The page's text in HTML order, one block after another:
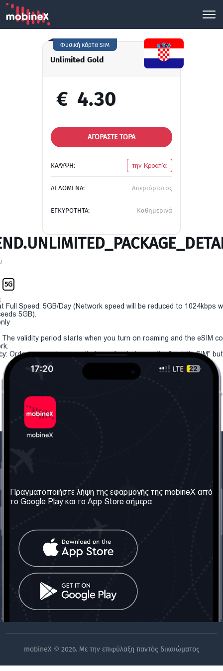
Unlimited Gold
Φυσική κάρτα SIM
€ 4.30
ΑΓΟΡΑΣΤΕ ΤΩΡΑ
ΚΑΛΥΨΗ: την Κροατία
ΔΕΔΟΜΕΝΑ: Απεριόριστος
ΕΓΚΥΡΟΤΗΤΑ: Καθημερινά
5G
Full Speed: 5GB/Day (Network speed will be reduced to 1024kbps
5GB).
The validity period starts when you turn on roaming and the eSIM
Order can not be cancelled or refunded once the "install eSIM"
Σχετικά με εμάς
Οι Υπηρεσίες μας
Όροι & Προϋποθέσεις
Πολιτική Απορρήτου
Επικοινωνήστε μαζί μας
Ηνωμένο Βασίλειο: Λονδίνο
Τηλ: +442030340050
info@mobinex.com
Επικοινωνήστε μαζί μας
Κοινωνικά Δίκτυα
mobineX © 2026. Με την επιφύλαξη παντός δικαιώματος
Πραγματοποιήστε λήψη της εφαρμογής της mobineX από
το Google Play και το App Store σήμερα